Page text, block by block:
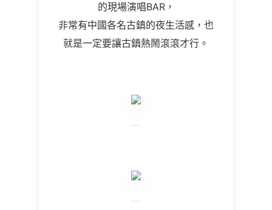
的現場演唱BAR，
非常有中國各名古鎮的夜生活感，也
就是一定要讓古鎮熱鬧滾滾才行。